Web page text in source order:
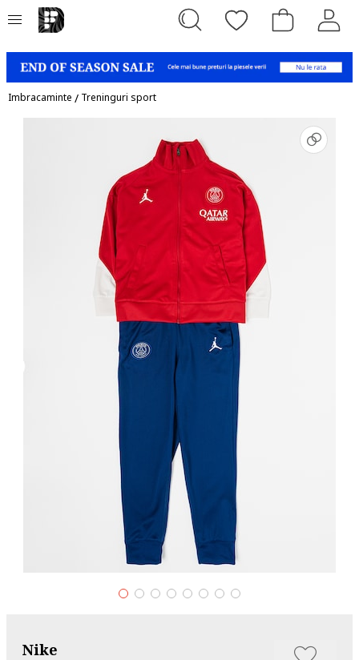
Imbracaminte / Treninguri sport
Nike